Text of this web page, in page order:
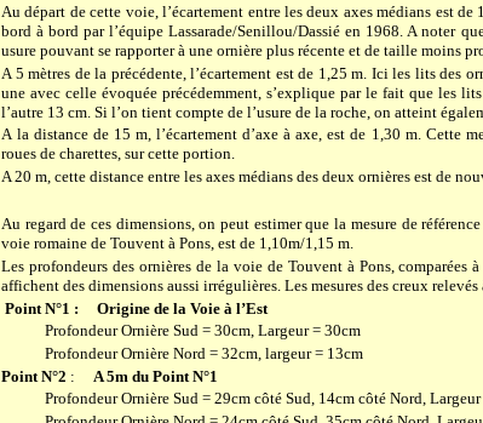
Au départ de cette voie, l’écartement entre les deux axes médians est
bord à bord par l’équipe Lassarade/Senillou/Dassié en 1968.A noter
usure pouvant se rapporter à une ornière plus récente et de taille moins
A 5 mètres de la précédente, l’écartement est de 1,25 m . Ici les lits des
une avec celle évoquée précédemment, s’explique par le fait que les
l’autre 13 cm . Si l’on tient compte de l’usure de la roche, on atteint
A la distance de 15 m, l’écartement d’axe à axe, est de 1,30 m. Cette
roues de charettes, sur cette portion.
A20 m, cette distance entre les axes médians des deux ornières est de
Au regard de ces dimensions, on peut estimer que la mesure de
voie romaine de Touvent à Pons, est de 1,10m/1,15 m.
Les profondeurs des ornières de la voie de Touvent à Pons, comparées
affichent des dimensions aussi irrégulières. Les mesures des creux
Point N°1 :
Origine de la Voie à l’Est
Profondeur Ornière Sud = 30cm, Largeur = 30cm
Profondeur Ornière Nord = 32cm, largeur = 13cm
Point N°2 :
A 5m du Point N°1
Profondeur Ornière Sud = 29cm côté Sud, 14cm côté Nord,